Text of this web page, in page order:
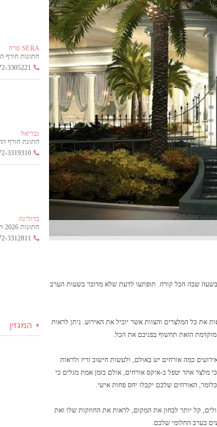
בשעה שבה הכל קורה. תופתעו לדעת שלא מדובר בשעות הערב
את כל המלצרים והצוות אשר יוביל את האירוע. ניתן לראות
הזאת תחשוף בפניכם את הכל.
כמה אורחים יש באולם, ולעשות חישוב זריז ולראות
מלצר אחד יטפל ב-איקס אורחים, אולם בזמן אמת מגלים כי
האורחים שלכם יקבלו יחס פחות אישי.
קל יותר לבחון את המקום, לראות את החוזקות שלו ואת
בערב החלומי שלכם.
SERA סרה
חתונות חורף החל
3305221
גבריאל
חתונת חורף החל מ
3319310
בדולינה
חתונות 2026 החל מ- 355 ש"ח בלבד!
3312811
המגזין